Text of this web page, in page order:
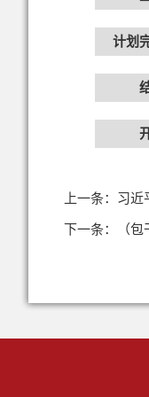
计划
上一条： 习近
下一条： （